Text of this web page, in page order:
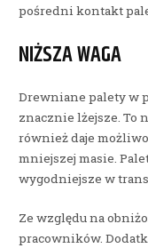
pośredni kontakt
NIŻSZA WAGA
Drewniane palety w
znacznie lżejsze. To
również daje
mniejszej masie.
wygodniejsze w
Ze względu na
pracowników.